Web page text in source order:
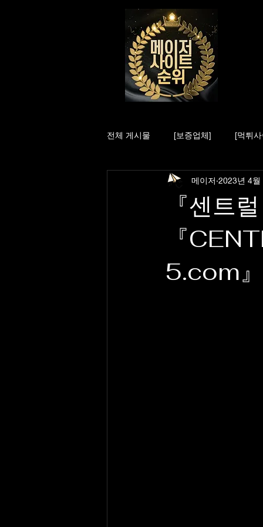
전체 게시물 [보증업체] [먹튀
『센트
『
5.com』
메이저 2023년 4월